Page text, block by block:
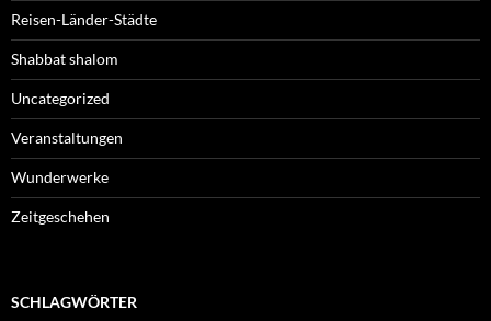
Reisen-Länder-Städte
Shabbat shalom
Uncategorized
Veranstaltungen
Wunderwerke
Zeitgeschehen
SCHLAGWÖRTER